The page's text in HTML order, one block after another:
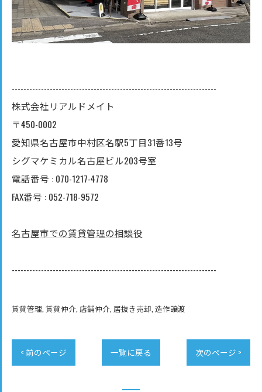
----------------------------------------------------------------------
株式会社リアルドメイト
〒450-0002
愛知県名古屋市中村区名駅5丁目31番13号
シグマケミカル名古屋ビル203号室
電話番号 : 070-1217-4778
FAX番号 : 052-718-9572
名古屋市での賃貸管理の相談役
----------------------------------------------------------------------
賃貸管理 賃貸仲介 店舗仲介 居抜き売却 造作譲渡
< 前のページ 一覧に戻る 次のページ >